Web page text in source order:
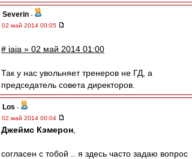
Severin -
02 май 2014 00:05
# iaia » 02 май 2014 01:00
Так у нас увольняет тренеров не ГД, а
председатель совета директоров.
Los -
02 май 2014 00:04
Джеймс Кэмерон
согласен с тобой .. я здесь часто задаю вопрос